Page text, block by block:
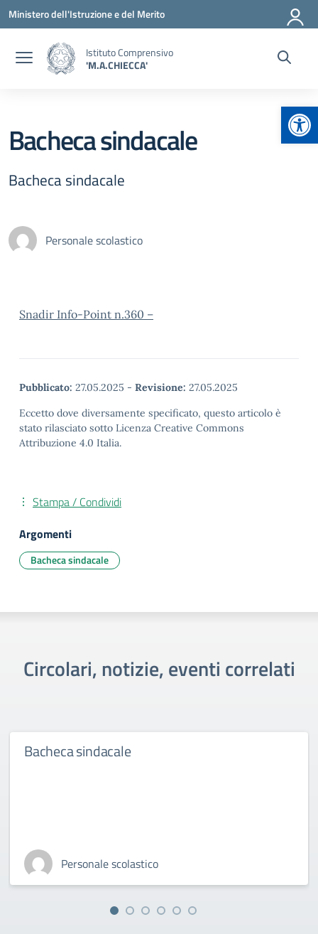
Vai ai contenuti
Vai al menu di navigazione
Vai al footer
Ministero dell'Istruzione e del Merito
Istituto Comprensivo
'M.A.CHIECCA'
Bacheca sindacale
Bacheca sindacale
Personale scolastico
Snadir Info-Point n.360 –
Pubblicato: 27.05.2025 - Revisione: 27.05.2025
Eccetto dove diversamente specificato, questo articolo è
stato rilasciato sotto Licenza Creative Commons
Attribuzione 4.0 Italia.
Stampa / Condividi
Argomenti
Bacheca sindacale
Circolari, notizie, eventi correlati
Bacheca sindacale
Personale scolastico